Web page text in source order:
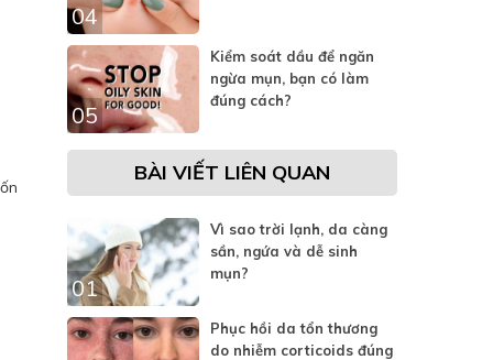
04
05
Kiểm soát dầu để ngăn
ngừa mụn, bạn có làm
đúng cách?
BÀI VIẾT LIÊN QUAN
01
Vì sao trời lạnh, da càng
sần, ngứa và dễ sinh
mụn?
Phục hồi da tổn thương
do nhiễm corticoids đúng